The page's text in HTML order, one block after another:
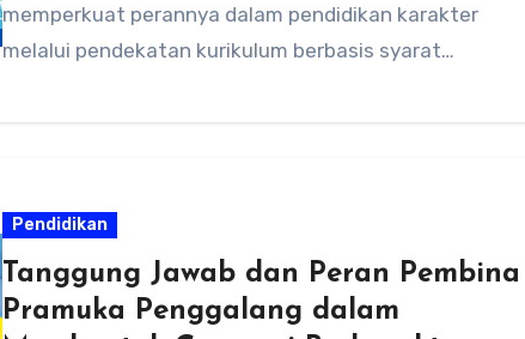
memperkuat perannya dalam pendidikan karakter
melalui pendekatan kurikulum berbasis syarat
Pendidikan
Tanggung Jawab dan Peran Pembina
Pramuka Penggalang dalam